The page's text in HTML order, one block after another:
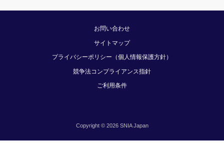
お問い合わせ
サイトマップ
プライバシーポリシー（個人情報保護方針）
競争法コンプライアンス指針
ご利用条件
Copyright © 2026 SNIA Japan